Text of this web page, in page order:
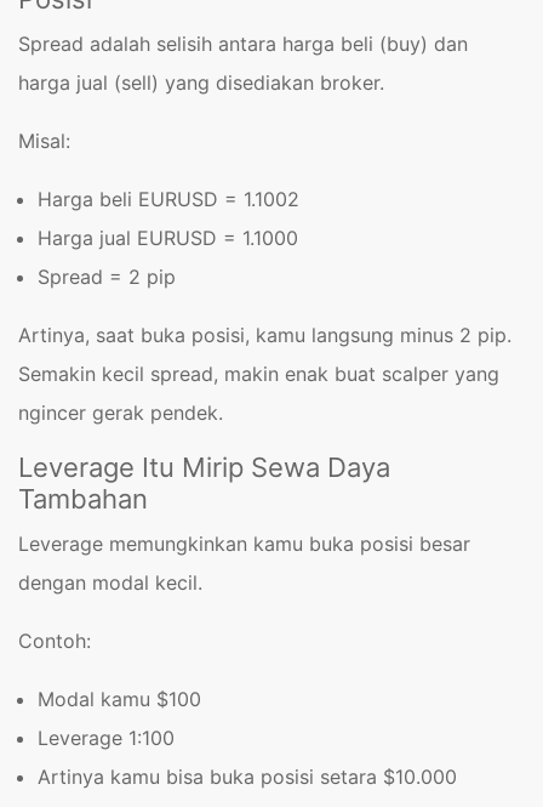
Spread adalah selisih antara harga beli (buy) dan
harga jual (sell) yang disediakan broker.
Misal:
Harga beli EURUSD = 1.1002
Harga jual EURUSD = 1.1000
Spread = 2 pip
Artinya, saat buka posisi, kamu langsung minus 2 pip.
Semakin kecil spread, makin enak buat scalper yang
ngincer gerak pendek.
Leverage Itu Mirip Sewa Daya
Tambahan
Leverage memungkinkan kamu buka posisi besar
dengan modal kecil.
Contoh:
Modal kamu $100
Leverage 1:100
Artinya kamu bisa buka posisi setara $10.000